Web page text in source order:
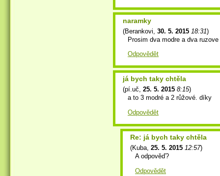
naramky
(Berankovi 30. 5. 2015 18:31)
Prosim dva modre a dva
Odpovědět
já bych taky chtěla
(pí.uč, 25. 5. 2015 8:15)
a to 3 modré a 2 růžové. díky
Odpovědět
Re: já bych taky chtěla
(Kuba, 25. 5. 2015 12:57)
A odpověď?
Odpovědět